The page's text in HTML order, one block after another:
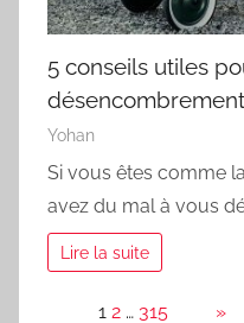
5 conseils utiles
Yohan
Si vous êtes comme
avez du mal à vous
Lire la suite
Page:1 2 … 315 »